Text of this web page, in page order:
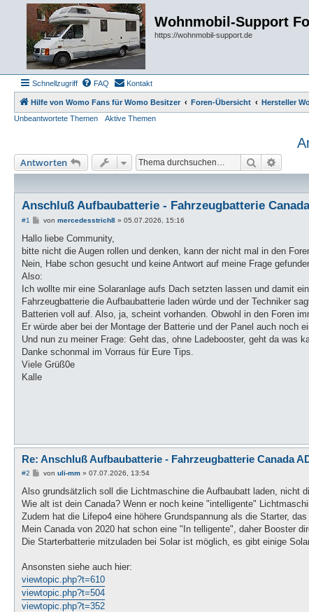
Wohnmobil-Support
https://wohnmobil-support.de
Schnellzugriff FAQ Kontakt
Hilfe von Womo Fans für Womo Besitzer Foren-Übersicht Hersteller
Unbeantwortete Themen
Aktive Themen
Antworten Suche
Anschluß Aufbaubatterie - Fahrzeugbatterie
#1
B
i
g
von mercedesstrich8» 05.07.2026, 15:16
Hallo liebe Community,
bitte nicht die Augen rollen und denken, kann der nicht mal in den
Nein, Habe schon gesucht und keine Antwort auf meine Frage
Also:
Ich wollte mir eine Solaranlage aufs Dach setzten lassen und damit
Fahrzeugbatterie die Aufbaubatterie laden würde und der Techniker
Batterien voll auf. Also, ja, scheint vorhanden. Obwohl in den Foren
Er würde aber bei der Montage der Batterie und der Panel auch noch
Und nun zu meiner Frage: Geht das, ohne Ladebooster, geht da was
Danke schonmal im Vorraus für Eure Tips.
Viele Grüß0e
Kalle
Re: Anschluß Aufbaubatterie - Fahrzeugbatterie Canada
#2
B
r
a
von uli-mm» 07.07.2026, 13:54
Also grundsätzlich soll die Lichtmaschine die Aufbaubatt laden, nicht
Wie alt ist dein Canada? Wenn er noch keine "intelligente"
Zudem hat die Lifepo4 eine höhere Grundspannung als die Starter,
Mein Canada von 2020 hat schon eine "In telligente", daher Booster
Die Starterbatterie mitzuladen bei Solar ist möglich, es gibt einige
Ansonsten siehe auch hier:
viewtopic.php?t=610
viewtopic.php?t=504
viewtopic.php?t=352